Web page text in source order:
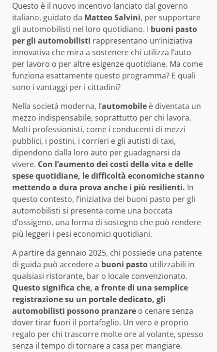
Questo è il nuovo incentivo lanciato dal governo
italiano, guidato da Matteo Salvini, per supportare
gli automobilisti nel loro quotidiano. I buoni pasto
per gli automobilisti rappresentano un’iniziativa
innovativa che mira a sostenere chi utilizza l’auto
per lavoro o per altre esigenze quotidiane. Ma come
funziona esattamente questo programma? E quali
sono i vantaggi per i cittadini?
Nella società moderna, l’automobile è diventata un
mezzo indispensabile, soprattutto per chi lavora.
Molti professionisti, come i conducenti di mezzi
pubblici, i postini, i corrieri e gli autisti di taxi,
dipendono dalla loro auto per guadagnarsi da
vivere. Con l’aumento dei costi della vita e delle
spese quotidiane, le difficoltà economiche stanno
mettendo a dura prova anche i più resilienti. In
questo contesto, l’iniziativa dei buoni pasto per gli
automobilisti si presenta come una boccata
d’ossigeno, una forma di sostegno che può rendere
più leggeri i pesi economici quotidiani.
A partire da gennaio 2025, chi possiede una patente
di guida può accedere a buoni pasto utilizzabili in
qualsiasi ristorante, bar o locale convenzionato.
Questo significa che, a fronte di una semplice
registrazione su un portale dedicato, gli
automobilisti possono pranzare o cenare senza
dover tirar fuori il portafoglio. Un vero e proprio
regalo per chi trascorre molte ore al volante, spesso
senza il tempo di tornare a casa per mangiare.